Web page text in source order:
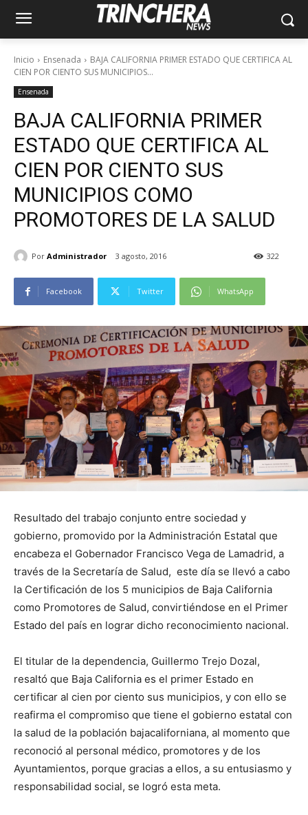
Inicio Ensenada
BAJA CALIFORNIA PRIMER ESTADO QUE CERTIFICA AL
CIEN POR CIENTO SUS MUNICIPIOS...
Ensenada
BAJA CALIFORNIA PRIMER
ESTADO QUE CERTIFICA AL
CIEN POR CIENTO SUS
MUNICIPIOS COMO
PROMOTORES DE LA SALUD
Por Administrador 3 agosto, 2016 322
Facebook Twitter WhatsApp
Resultado del trabajo conjunto entre sociedad y
gobierno, promovido por la Administración Estatal que
encabeza el Gobernador Francisco Vega de Lamadrid, a
través de la Secretaría de Salud, este día se llevó a cabo
la Certificación de los 5 municipios de Baja California
como Promotores de Salud, convirtiéndose en el Primer
Estado del país en lograr dicho reconocimiento nacional.
El titular de la dependencia, Guillermo Trejo Dozal,
resaltó que Baja California es el primer Estado en
certificar al cien por ciento sus municipios, y con ello se
reafirma el compromiso que tiene el gobierno estatal con
la salud de la población bajacaliforniana, al momento que
reconoció al personal médico, promotores y de los
Ayuntamientos, porque gracias a ellos, a su entusiasmo y
responsabilidad social, se logró esta meta.